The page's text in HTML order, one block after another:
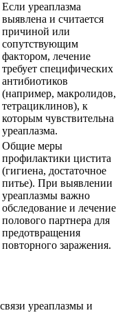
Если уреаплазма
выявлена и считается
причиной или
сопутствующим
фактором, лечение
требует специфических
антибиотиков
(например, макролидов,
тетрациклинов), к
которым чувствительна
уреаплазма.
Общие меры
профилактики цистита
(гигиена, достаточное
питье). При выявлении
уреаплазмы важно
обследование и лечение
полового партнера для
предотвращения
повторного заражения.
уреаплазмы и